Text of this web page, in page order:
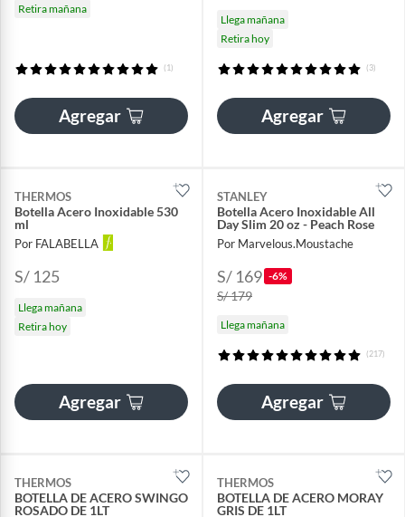
Retira mañana
(1)
Agregar
Llega mañana
Retira hoy
(3)
Agregar
THERMOS
Botella Acero Inoxidable 530
ml
Por FALABELLA
S/ 125
Llega mañana
Retira hoy
Agregar
STANLEY
Botella Acero Inoxidable All
Day Slim 20 oz - Peach Rose
Por Marvelous.Moustache
S/ 169 -6%
S/ 179
Llega mañana
(217)
Agregar
THERMOS
BOTELLA DE ACERO SWINGO
ROSADO DE 1LT
THERMOS
BOTELLA DE ACERO MORAY
GRIS DE 1LT